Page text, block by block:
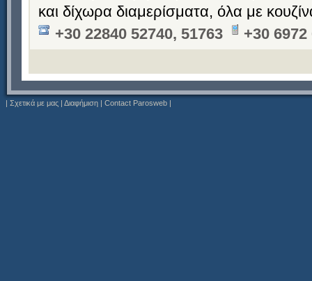
και δίχωρα διαμερίσματα, όλα με
+30 22840 52740, 51763
+30 6972
| Σχετικά με μας | Διαφήμιση | Contact Parosweb |